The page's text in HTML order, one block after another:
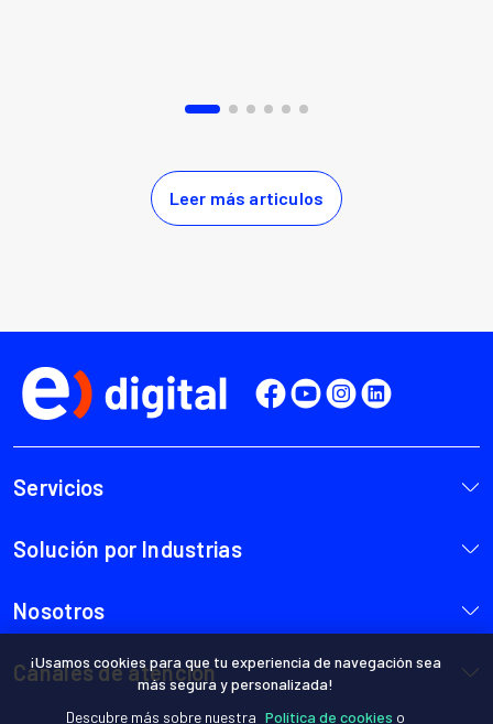
¡Usamos cookies para que tu experiencia de navegación sea
más segura y personalizada!
Descubre más sobre nuestra Política de cookies o